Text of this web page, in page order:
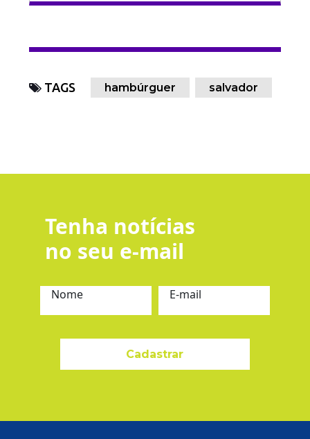
TAGS hambúrguer salvador
Tenha notícias
no seu e-mail
Nome E-mail
Cadastrar